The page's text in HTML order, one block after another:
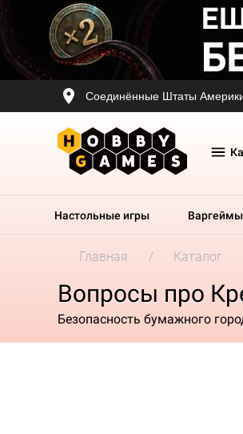
Соединённые Штаты
Настольные игры Варгеймы
Главная Каталог
Вопросы про
Безопасность бумажного